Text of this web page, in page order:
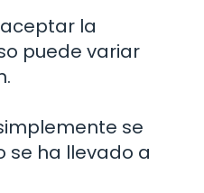
la
puede variar
se
se ha llevado a